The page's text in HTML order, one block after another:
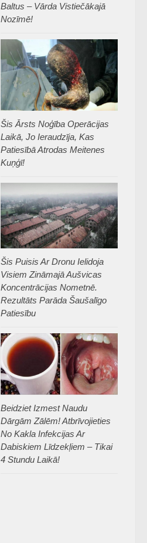
Baltus – Vārda Vistiečākajā
Nozīmē!
Šis Ārsts Noģība Operācijas
Laikā, Jo Ieraudzīja, Kas
Patiesībā Atrodas Meitenes
Kuņģī!
Šis Puisis Ar Dronu Ielidoja
Visiem Zināmajā Aušvicas
Koncentrācijas Nometnē.
Rezultāts Parāda Šaušalīgo
Patiesību
Beidziet Izmest Naudu
Dārgām Zālēm! Atbrīvojieties
No Kakla Infekcijas Ar
Dabiskiem Līdzekļiem – Tikai
4 Stundu Laikā!